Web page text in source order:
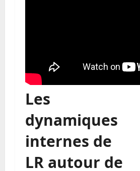
Les
dynamiques
internes de
LR autour de